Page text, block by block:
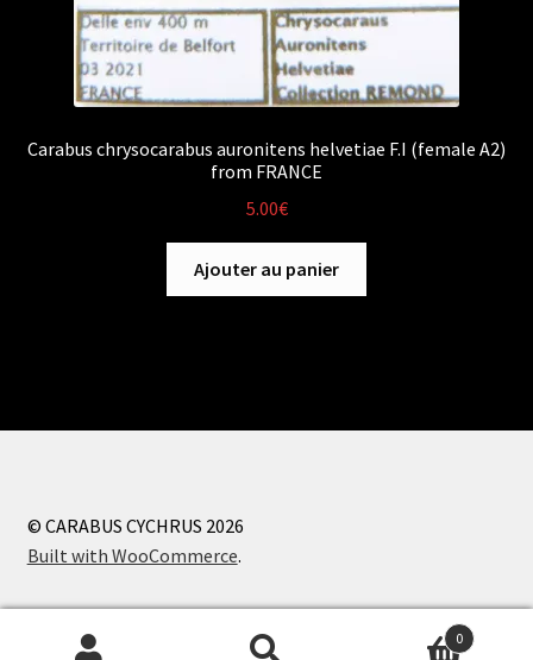
Carabus chrysocarabus auronitens helvetiae F.I (female A2)
from FRANCE
5.00€
Ajouter au panier
© CARABUS CYCHRUS 2026
Built with WooCommerce.
0